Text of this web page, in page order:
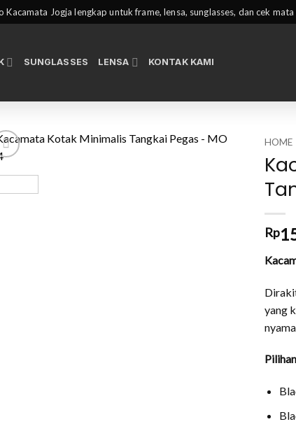
Kacamata Jogja lengkap untuk frame, lensa, sunglasses, dan cek
SUNGLASSES LENSA KONTAK KAMI
HOME
Rp
yang